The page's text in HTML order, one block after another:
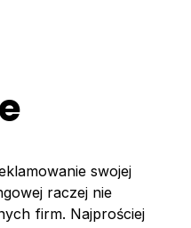
swojej
raczej nie
firm. Najprościej